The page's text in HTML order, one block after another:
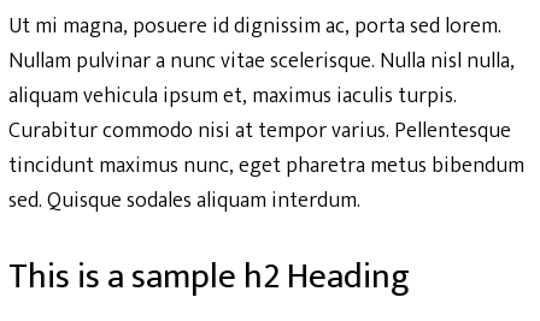
Ut mi magna, posuere id dignissim ac, porta sed lorem.
Nullam pulvinar a nunc vitae scelerisque. Nulla nisl nulla,
aliquam vehicula ipsum et, maximus iaculis turpis.
Curabitur commodo nisi at tempor varius. Pellentesque
tincidunt maximus nunc, eget pharetra metus bibendum
sed. Quisque sodales aliquam interdum.
This is a sample h2 Heading